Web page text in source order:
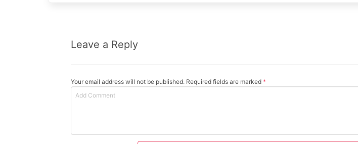
Leave a Reply
Your email address will not be published. Required fields are marked *